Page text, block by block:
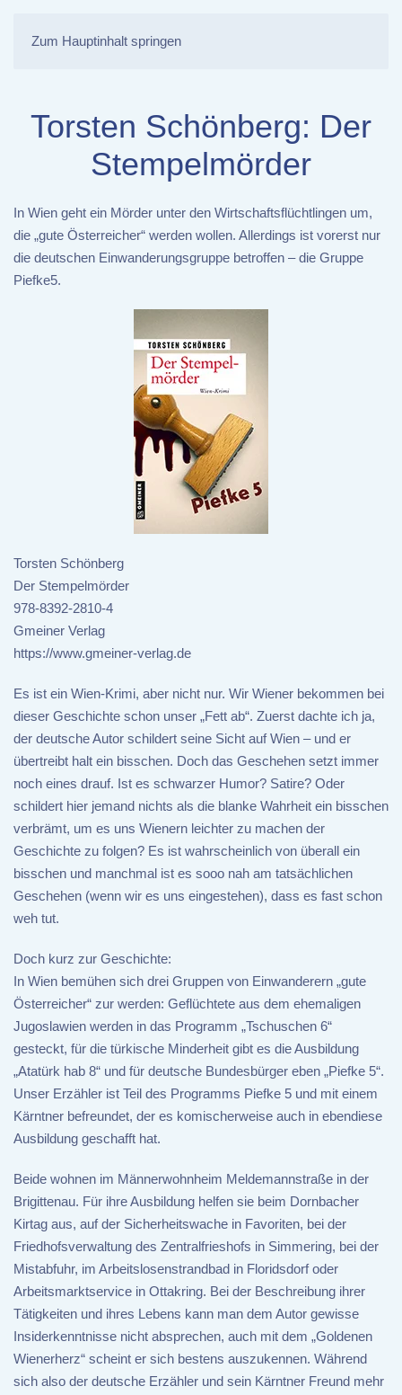
Zum Hauptinhalt springen
Torsten Schönberg: Der
Stempelmörder
In Wien geht ein Mörder unter den Wirtschaftsflüchtlingen um,
die „gute Österreicher“ werden wollen. Allerdings ist vorerst nur
die deutschen Einwanderungsgruppe betroffen – die Gruppe
Piefke5.
Torsten Schönberg
Der Stempelmörder
978-8392-2810-4
Gmeiner Verlag
https://www.gmeiner-verlag.de
Es ist ein Wien-Krimi, aber nicht nur. Wir Wiener bekommen bei
dieser Geschichte schon unser „Fett ab“. Zuerst dachte ich ja,
der deutsche Autor schildert seine Sicht auf Wien – und er
übertreibt halt ein bisschen. Doch das Geschehen setzt immer
noch eines drauf. Ist es schwarzer Humor? Satire? Oder
schildert hier jemand nichts als die blanke Wahrheit ein bisschen
verbrämt, um es uns Wienern leichter zu machen der
Geschichte zu folgen? Es ist wahrscheinlich von überall ein
bisschen und manchmal ist es sooo nah am tatsächlichen
Geschehen (wenn wir es uns eingestehen), dass es fast schon
weh tut.
Doch kurz zur Geschichte:
In Wien bemühen sich drei Gruppen von Einwanderern „gute
Österreicher“ zur werden: Geflüchtete aus dem ehemaligen
Jugoslawien werden in das Programm „Tschuschen 6“
gesteckt, für die türkische Minderheit gibt es die Ausbildung
„Atatürk hab 8“ und für deutsche Bundesbürger eben „Piefke 5“.
Unser Erzähler ist Teil des Programms Piefke 5 und mit einem
Kärntner befreundet, der es komischerweise auch in ebendiese
Ausbildung geschafft hat.
Beide wohnen im Männerwohnheim Meldemannstraße in der
Brigittenau. Für ihre Ausbildung helfen sie beim Dornbacher
Kirtag aus, auf der Sicherheitswache in Favoriten, bei der
Friedhofsverwaltung des Zentralfrieshofs in Simmering, bei der
Mistabfuhr, im Arbeitslosenstrandbad in Floridsdorf oder
Arbeitsmarktservice in Ottakring. Bei der Beschreibung ihrer
Tätigkeiten und ihres Lebens kann man dem Autor gewisse
Insiderkenntnisse nicht absprechen, auch mit dem „Goldenen
Wienerherz“ scheint er sich bestens auszukennen. Während
sich also der deutsche Erzähler und sein Kärntner Freund mehr